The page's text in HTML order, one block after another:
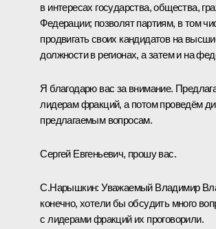
в интересах государства, общества,
Федерации; позволят партиям, в том
продвигать своих кандидатов на
должности в регионах, а затем и на
Я благодарю вас за внимание.
лидерам фракций, а потом проведём
предлагаемым вопросам.
Сергей Евгеньевич, прошу вас.
С.Нарышкин: Уважаемый Владимир
конечно, хотели бы обсудить много
с лидерами фракций их проговорили.